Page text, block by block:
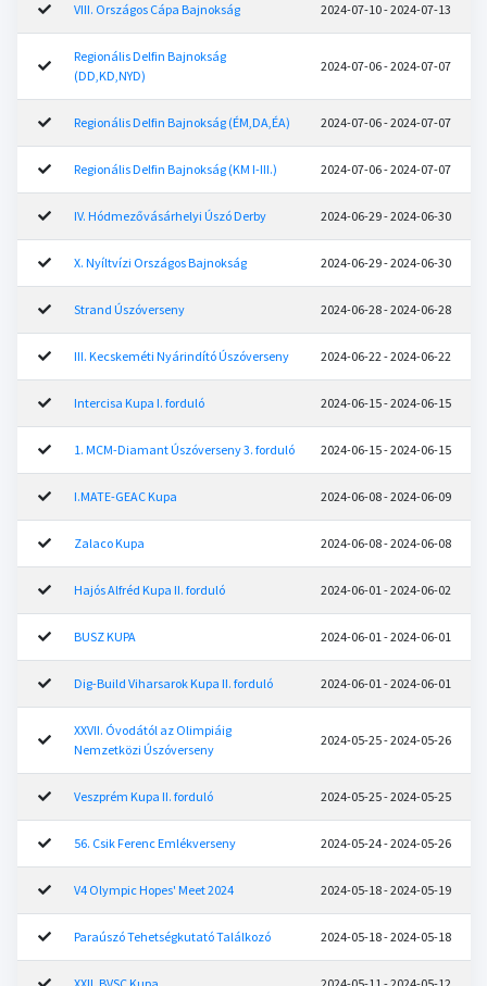
VIII. Országos Cápa Bajnokság 2024-07-10 - 2024-07-13
Regionális Delfin Bajnokság
(DD,KD,NYD)
2024-07-06 - 2024-07-07
Regionális Delfin Bajnokság (ÉM,DA,ÉA) 2024-07-06 - 2024-07-07
Regionális Delfin Bajnokság (KM I-III.) 2024-07-06 - 2024-07-07
IV. Hódmezővásárhelyi Úszó Derby 2024-06-29 - 2024-06-30
X. Nyíltvízi Országos Bajnokság 2024-06-29 - 2024-06-30
Strand Úszóverseny 2024-06-28 - 2024-06-28
III. Kecskeméti Nyárindító Úszóverseny 2024-06-22 - 2024-06-22
Intercisa Kupa I. forduló 2024-06-15 - 2024-06-15
1. MCM-Diamant Úszóverseny 3. forduló 2024-06-15 - 2024-06-15
I.MATE-GEAC Kupa 2024-06-08 - 2024-06-09
Zalaco Kupa 2024-06-08 - 2024-06-08
Hajós Alfréd Kupa II. forduló 2024-06-01 - 2024-06-02
BUSZ KUPA 2024-06-01 - 2024-06-01
Dig-Build Viharsarok Kupa II. forduló 2024-06-01 - 2024-06-01
XXVII. Óvodától az Olimpiáig
Nemzetközi Úszóverseny
2024-05-25 - 2024-05-26
Veszprém Kupa II. forduló 2024-05-25 - 2024-05-25
56. Csik Ferenc Emlékverseny 2024-05-24 - 2024-05-26
V4 Olympic Hopes' Meet 2024 2024-05-18 - 2024-05-19
Paraúszó Tehetségkutató Találkozó 2024-05-18 - 2024-05-18